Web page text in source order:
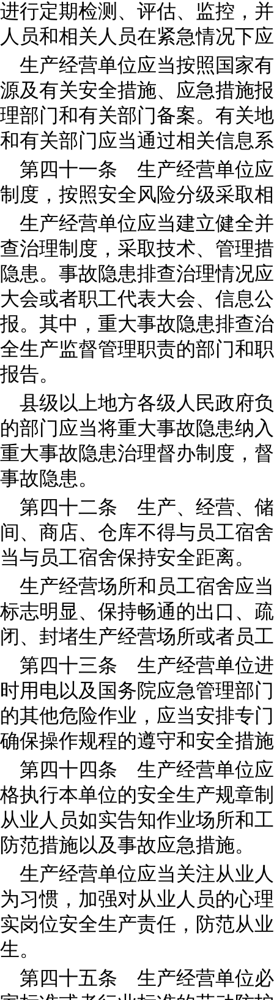
进行定期检测、评估、监控，
人员和相关人员在紧急情况下
生产经营单位应当按照国家
源及有关安全措施、应急措施
理部门和有关部门备案。有关
和有关部门应当通过相关信息
第四十一条 生产经营单位
制度，按照安全风险分级采取
生产经营单位应当建立健全
查治理制度，采取技术、管理
隐患。事故隐患排查治理情况
大会或者职工代表大会、信息
报。其中，重大事故隐患排查
全生产监督管理职责的部门和
报告。
县级以上地方各级人民政府
的部门应当将重大事故隐患纳
重大事故隐患治理督办制度，
事故隐患。
第四十二条 生产、经营、
间、商店、仓库不得与员工宿
当与员工宿舍保持安全距离。
生产经营场所和员工宿舍应
标志明显、保持畅通的出口、
闭、封堵生产经营场所或者员
第四十三条 生产经营单位
时用电以及国务院应急管理部
的其他危险作业，应当安排专
确保操作规程的遵守和安全措
第四十四条 生产经营单位
格执行本单位的安全生产规章
从业人员如实告知作业场所和
防范措施以及事故应急措施。
生产经营单位应当关注从业
为习惯，加强对从业人员的心
实岗位安全生产责任，防范从
生。
第四十五条 生产经营单位